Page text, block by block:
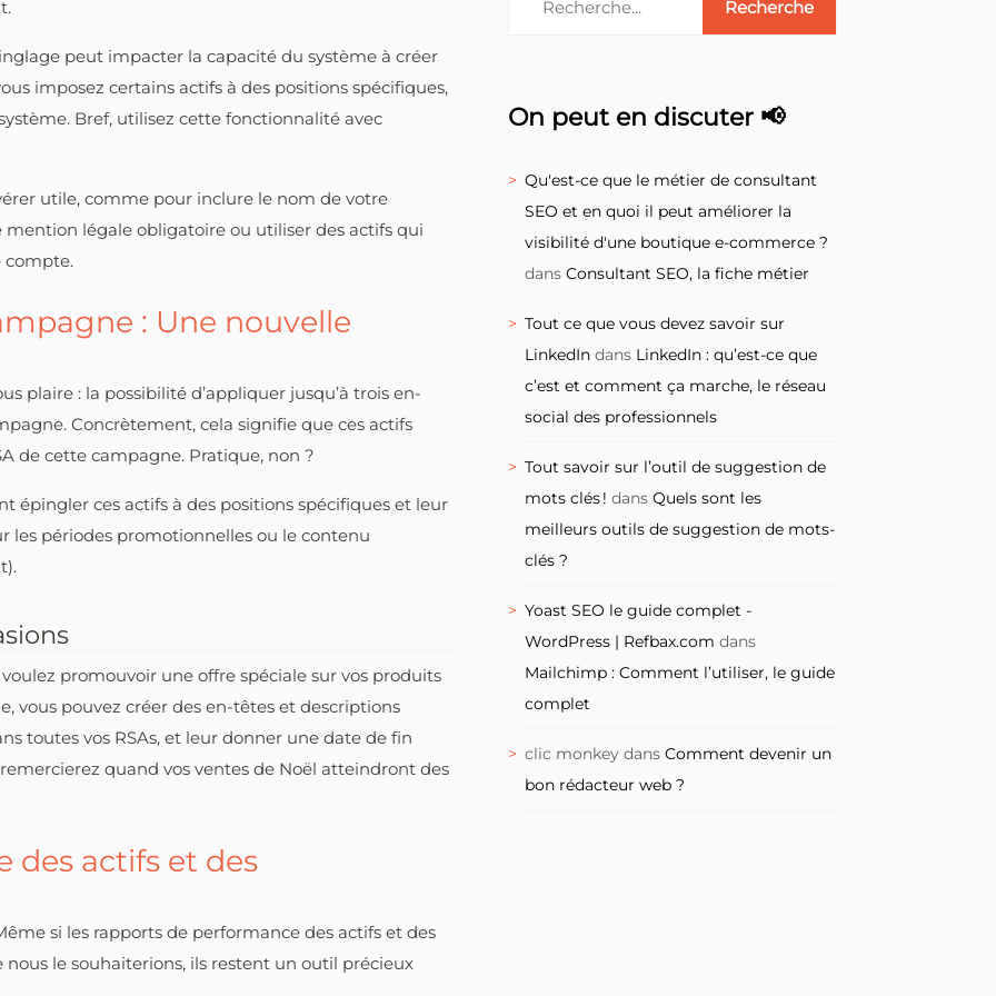
peut impacter la capacité du système à créer
imposez certains actifs à des positions spécifiques,
Bref, utilisez cette fonctionnalité avec
utile, comme pour inclure le nom de votre
légale obligatoire ou utiliser des actifs qui
compte.
: Une nouvelle
plaire : la possibilité d’appliquer jusqu’à trois en-
Concrètement, cela signifie que ces actifs
de cette campagne. Pratique, non ?
épingler ces actifs à des positions spécifiques et leur
les périodes promotionnelles ou le contenu
promouvoir une offre spéciale sur vos produits
vous pouvez créer des en-têtes et descriptions
toutes vos RSAs, et leur donner une date de fin
quand vos ventes de Noël atteindront des
des actifs et des
si les rapports de performance des actifs et des
le souhaiterions, ils restent un outil précieux
On peut en discuter 📢
Qu'est-ce que le métier de consultant
SEO et en quoi il peut améliorer la
visibilité d'une boutique e-commerce ?
dansConsultant SEO, la fiche métier
Tout ce que vous devez savoir sur
LinkedIn dans LinkedIn : qu’est-ce que
c’est et comment ça marche, le réseau
social des professionnels
Tout savoir sur l’outil de suggestion de
mots clés ! dansQuels sont les
meilleurs outils de suggestion de mots-
clés ?
Yoast SEO le guide complet -
WordPress | Refbax.com dans
Mailchimp : Comment l’utiliser, le guide
complet
clic monkey dansComment devenir un
bon rédacteur web ?